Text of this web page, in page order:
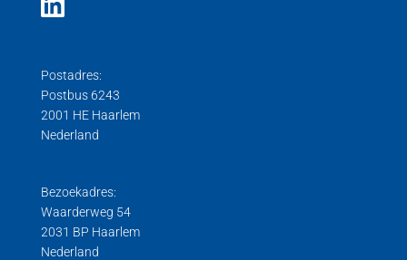
Postadres:
Postbus 6243
2001 HE Haarlem
Nederland
Bezoekadres:
Waarderweg 54
2031 BP Haarlem
Nederland